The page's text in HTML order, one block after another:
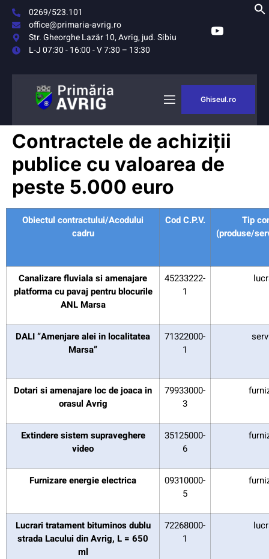
0269/523.101
office@primaria-avrig.ro
Str. Gheorghe Lazăr 10, Avrig, jud. Sibiu
L-J 07:30 - 16:00 - V 7:30 – 13:30
Ghiseul.ro
Contractele de achiziții
publice cu valoarea de
peste 5.000 euro
Obiectul contractului/Acodului
cadru
Cod C.P.V.
Tip
(produse/
Canalizare fluviala si amenajare
platforma cu pavaj pentru blocurile
ANL Marsa
45233222-
1
DALI “Amenjare alei in localitatea
Marsa”
71322000-
1
Dotari si amenajare loc de joaca in
orasul Avrig
79933000-
3
Extindere sistem supraveghere
video
35125000-
6
Furnizare energie electrica
09310000-
5
Lucrari tratament bituminos dublu
strada Lacului din Avrig, L = 650
ml
72268000-
1